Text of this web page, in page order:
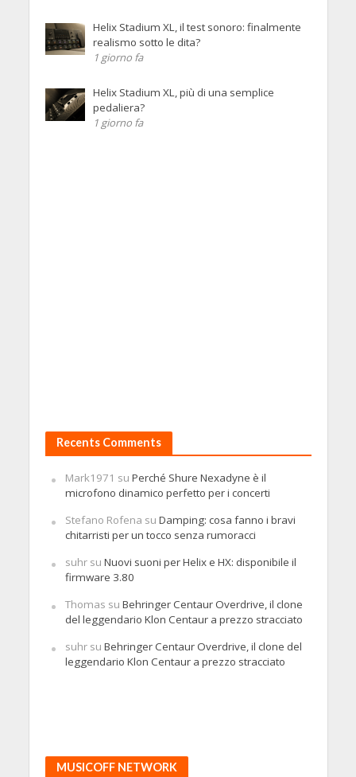
Helix Stadium XL, il test sonoro: finalmente
realismo sotto le dita?
1 giorno fa
Helix Stadium XL, più di una semplice
pedaliera?
1 giorno fa
Recents Comments
Mark1971 su Perché Shure Nexadyne è il
microfono dinamico perfetto per i concerti
Stefano Rofena su Damping: cosa fanno i bravi
chitarristi per un tocco senza rumoracci
suhrsu Nuovi suoni per Helix e HX: disponibile il
firmware 3.80
Thomas su Behringer Centaur Overdrive, il clone
del leggendario Klon Centaur a prezzo stracciato
suhrsu Behringer Centaur Overdrive, il clone del
leggendario Klon Centaur a prezzo stracciato
MUSICOFF NETWORK